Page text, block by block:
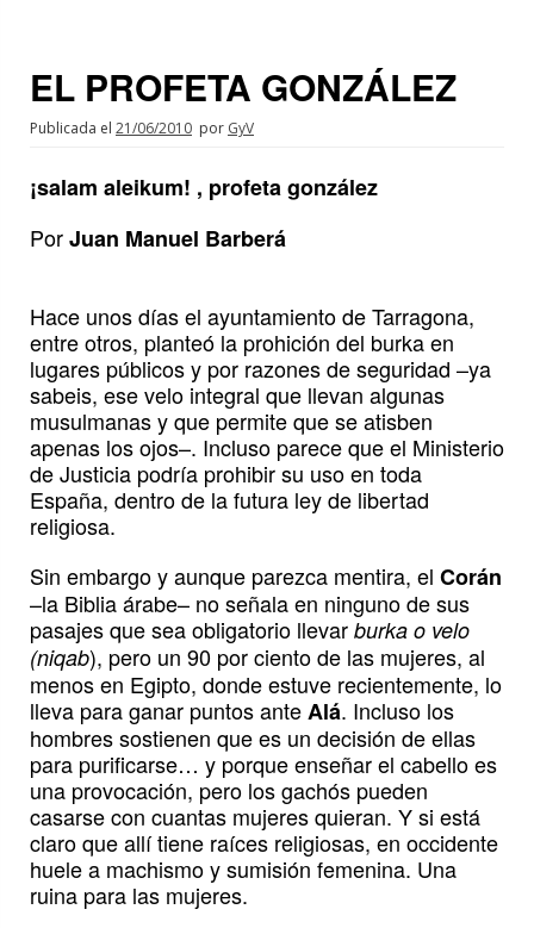
EL PROFETA GONZÁLEZ
Publicada el 21/06/2010 por GyV
¡salam aleikum! , profeta gonzález
PorJuan Manuel Barberá
Hace unos días el ayuntamiento de Tarragona,
entre otros, planteó la prohición del burka en
lugares públicos y por razones de seguridad –ya
sabeis, ese velo integral que llevan algunas
musulmanas y que permite que se atisben
apenas los ojos–. Incluso parece que el Ministerio
de Justicia podría prohibir su uso en toda
España, dentro de la futura ley de libertad
religiosa.
Sin embargo y aunque parezca mentira, el Corán
–la Biblia árabe– no señala en ninguno de sus
pasajes que sea obligatorio llevar burka o velo
(niqab), pero un 90 por ciento de las mujeres, al
menos en Egipto, donde estuve recientemente, lo
lleva para ganar puntos anteAlá. Incluso los
hombres sostienen que es un decisión de ellas
para purificarse… y porque enseñar el cabello es
una provocación, pero los gachós pueden
casarse con cuantas mujeres quieran. Y si está
claro que allí tiene raíces religiosas, en occidente
huele a machismo y sumisión femenina. Una
ruina para las mujeres.